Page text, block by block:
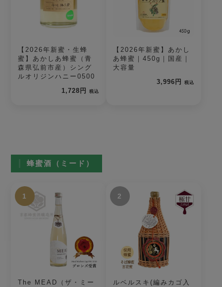
【2026年新蜜・生蜂
蜜】あかしあ蜂蜜（青
森県弘前市産）シング
ルオリジンハニー0500
1,728円
税込
【2026年新蜜】あかし
あ蜂蜜｜450g｜国産｜
大容量
3,996円
税込
蜂蜜酒（ミード）
1
The MEAD（ザ・ミー
2
ルベルスキ(編みカゴ入